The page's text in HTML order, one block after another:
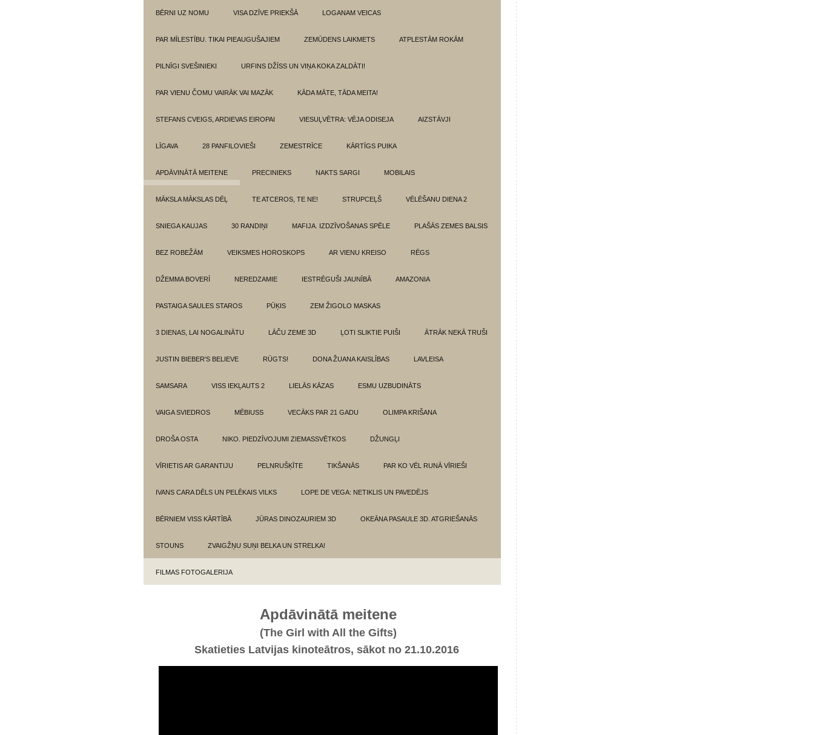
BĒRNI UZ NOMU VISA DZĪVE PRIEKŠĀ LOGANAM VEICAS
PAR MĪLESTĪBU. TIKAI PIEAUGUŠAJIEM ZEMŪDENS LAIKMETS ATPLESTĀM ROKĀM
PILNĪGI SVEŠINIEKI URFINS DŽĪSS UN VIŅA KOKA ZALDĀTI!
PAR VIENU ČOMU VAIRĀK VAI MAZĀK KĀDA MĀTE, TĀDA MEITA!
STEFANS CVEIGS, ARDIEVAS EIROPAI VIESUĻVĒTRA: VĒJA ODISEJA AIZSTĀVJI
LĪGAVA 28 PANFILOVIEŠI ZEMESTRĪCE KĀRTĪGS PUIKA
APDĀVINĀTĀ MEITENE PRECINIEKS NAKTS SARGI MOBILAIS
MĀKSLA MĀKSLAS DĒĻ TE ATCEROS, TE NE! STRUPCEĻŠ VĒLĒŠANU DIENA 2
SNIEGA KAUJAS 30 RANDIŅI MAFIJA. IZDZĪVOŠANAS SPĒLE PLAŠĀS ZEMES BALSIS
BEZ ROBEŽĀM VEIKSMES HOROSKOPS AR VIENU KREISO RĒGS
DŽEMMA BOVERĪ NEREDZAMIE IESTRĒGUŠI JAUNĪBĀ AMAZONIA
PASTAIGA SAULES STAROS PŪĶIS ZEM ŽIGOLO MASKAS
3 DIENAS, LAI NOGALINĀTU LĀČU ZEME 3D ĻOTI SLIKTIE PUIŠI ĀTRĀK NEKĀ TRUŠI
JUSTIN BIEBER'S BELIEVE RŪGTS! DONA ŽUANA KAISLĪBAS LAVLEISA
SAMSARA VISS IEKĻAUTS 2 LIELĀS KĀZAS ESMU UZBUDINĀTS
VAIGA SVIEDROS MĒBIUSS VECĀKS PAR 21 GADU OLIMPA KRIŠANA
DROŠA OSTA NIKO. PIEDZĪVOJUMI ZIEMASSVĒTKOS DŽUNGĻI
VĪRIETIS AR GARANTIJU PELNRUŠĶĪTE TIKŠANĀS PAR KO VĒL RUNĀ VĪRIEŠI
IVANS CARA DĒLS UN PELĒKAIS VILKS LOPE DE VEGA: NETIKLIS UN PAVEDĒJS
BĒRNIEM VISS KĀRTĪBĀ JŪRAS DINOZAURIEM 3D OKEĀNA PASAULE 3D. ATGRIEŠANĀS
STOUNS ZVAIGŽŅU SUŅI BELKA UN STRELKA!
FILMAS FOTOGALERIJA
Apdāvinātā meitene
(The Girl with All the Gifts)
Skatieties Latvijas kinoteātros, sākot no 21.10.2016